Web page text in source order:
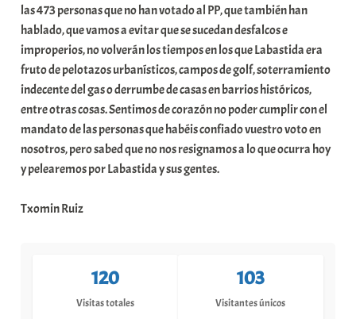
las 473 personas que no han votado al PP, que también han
hablado, que vamos a evitar que se sucedan desfalcos e
improperios, no volverán los tiempos en los que Labastida era
fruto de pelotazos urbanísticos, campos de golf, soterramiento
indecente del gas o derrumbe de casas en barrios históricos,
entre otras cosas. Sentimos de corazón no poder cumplir con el
mandato de las personas que habéis confiado vuestro voto en
nosotros, pero sabed que no nos resignamos a lo que ocurra hoy
y pelearemos por Labastida y sus gentes.
Txomin Ruiz
120
Visitas totales
103
Visitantes únicos